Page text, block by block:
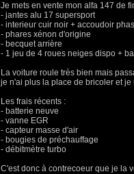
Je mets en vente mon alfa 147 de
- jantes alu 17 supersport
- interieur cuir noir + accoudoir
- phares xénon d'origine
- becquet arrière
- 1 jeu de 4 roues neiges dispo +
La voiture roule très bien mais
je n'ai plus la place de bricoler et
Les frais récents :
- batterie neuve
- vanne EGR
- capteur masse d'air
- bougies de préchauffage
- débitmètre turbo
C'est donc à contrecoeur que je la